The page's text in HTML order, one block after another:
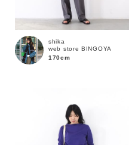
shika
web store BINGOYA
170cm